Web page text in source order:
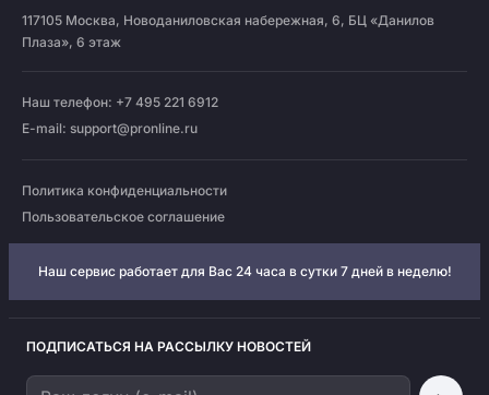
117105 Москва, Новоданиловская набережная, 6, БЦ «Данилов
Плаза», 6 этаж
Наш телефон: +7 495 221 6912
E-mail: support@pronline.ru
Политика конфиденциальности
Пользовательское соглашение
Наш сервис работает для Вас 24 часа в сутки 7 дней в неделю!
ПОДПИСАТЬСЯ НА РАССЫЛКУ НОВОСТЕЙ